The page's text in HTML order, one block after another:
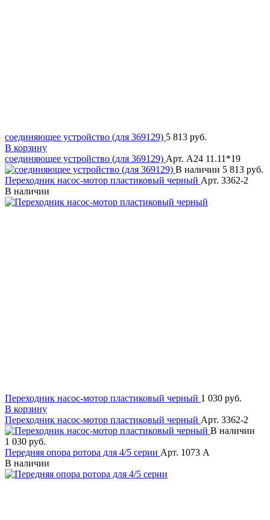
соединяющее устройство (для 369129) 5 813 руб.
В корзину
соединяющее устройство (для 369129) Арт. A24 11.11*19
В наличии 5 813 руб.
Переходник насос-мотор пластиковый черный Арт. 3362-2
В наличии
Переходник насос-мотор пластиковый черный 1 030 руб.
В корзину
Переходник насос-мотор пластиковый черный Арт. 3362-2
В наличии
1 030 руб.
Передняя опора ротора для 4/5 серии Арт. 1073 A
В наличии